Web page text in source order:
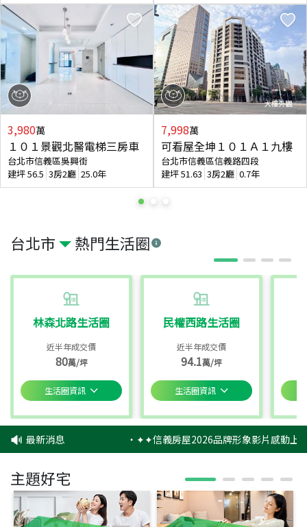
台北市 熱門生活圈
林森北路生活圈
近半年成交價
80萬/坪
生活圈資訊
民權西路生活圈
近半年成交價
94.1萬/坪
生活圈資訊
3,980萬
１０１景觀北醫電梯三房車
台北市信義區吳興街
建坪56.5 3房2廳 25.0年
7,998萬
可看屋全坤１０１Ａ１九樓
台北市信義區信義路四段
建坪51.63 3房2廳 0.7年
最新消息 ‧✦✦信義房屋2026品牌形象影片感動上
主題好宅